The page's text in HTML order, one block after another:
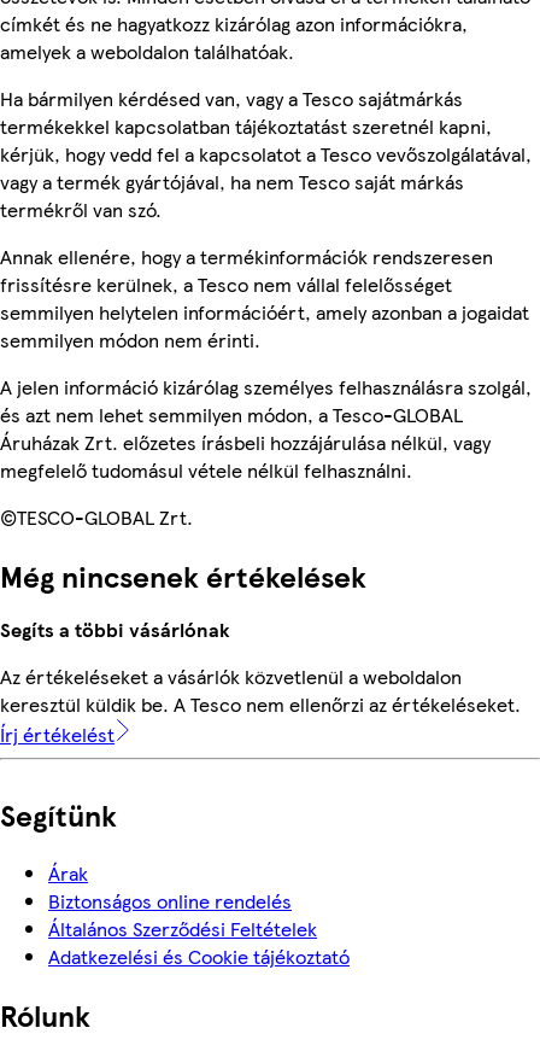
címkét és ne hagyatkozz kizárólag azon információkra,
amelyek a weboldalon találhatóak.
Ha bármilyen kérdésed van, vagy a Tesco sajátmárkás
termékekkel kapcsolatban tájékoztatást szeretnél kapni,
kérjük, hogy vedd fel a kapcsolatot a Tesco vevőszolgálatával,
vagy a termék gyártójával, ha nem Tesco saját márkás
termékről van szó.
Annak ellenére, hogy a termékinformációk rendszeresen
frissítésre kerülnek, a Tesco nem vállal felelősséget
semmilyen helytelen információért, amely azonban a jogaidat
semmilyen módon nem érinti.
A jelen információ kizárólag személyes felhasználásra szolgál,
és azt nem lehet semmilyen módon, a Tesco-GLOBAL
Áruházak Zrt. előzetes írásbeli hozzájárulása nélkül, vagy
megfelelő tudomásul vétele nélkül felhasználni.
©TESCO-GLOBAL Zrt.
Még nincsenek értékelések
Segíts a többi vásárlónak
Az értékeléseket a vásárlók közvetlenül a weboldalon
keresztül küldik be. A Tesco nem ellenőrzi az értékeléseket.
Írj értékelést
Segítünk
Árak
Biztonságos online rendelés
Általános Szerződési Feltételek
Adatkezelési és Cookie tájékoztató
Rólunk